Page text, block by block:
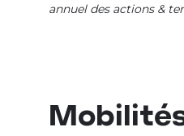
annuel des actions &